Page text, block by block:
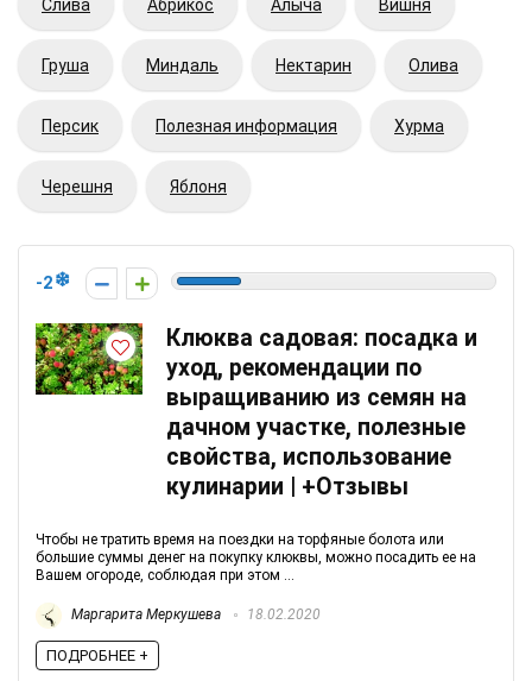
Cлива Абрикос Алыча Вишня
Груша Миндаль Нектарин Олива
Персик Полезная информация Хурма
Черешня Яблоня
-2
Клюква садовая: посадка и
уход, рекомендации по
выращиванию из семян на
дачном участке, полезные
свойства, использование
кулинарии | +Отзывы
Чтобы не тратить время на поездки на торфяные болота или
большие суммы денег на покупку клюквы, можно посадить ее на
Вашем огороде, соблюдая при этом ...
Маргарита Меркушева 18.02.2020
ПОДРОБНЕЕ +